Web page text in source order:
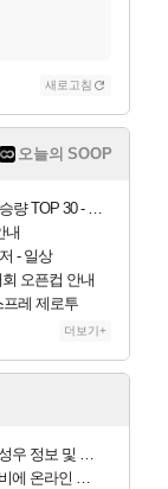
새로고침
오늘의 SOOP
30 - 월간 치지직
내
- 일상
오픈컵 안내
프레 제로투
더보기+
보 및 주요 필모
기능이 있는데